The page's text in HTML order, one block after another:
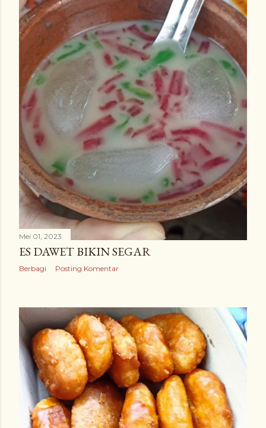
Mei 01, 2023
ES DAWET BIKIN SEGAR
Berbagi Posting Komentar